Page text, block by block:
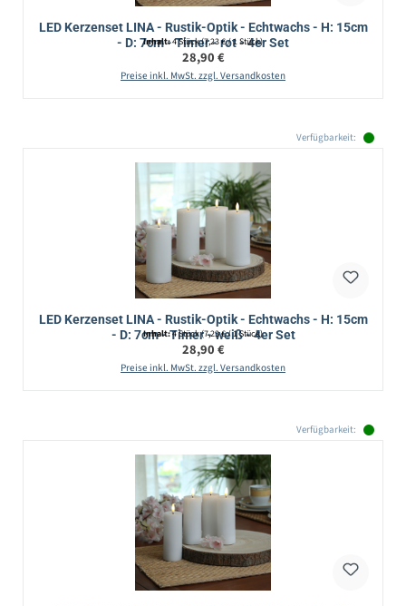
LED Kerzenset LINA - Rustik-Optik - Echtwachs - H: 15cm
- D: 7cm - Timer - rot - 4er Set
Inhalt:4 Stück(7,23 € / 1 Stück)
Regulärer Preis:
28,90 €
Preise inkl. MwSt. zzgl. Versandkosten
Verfügbarkeit:
LED Kerzenset LINA - Rustik-Optik - Echtwachs - H: 15cm
- D: 7cm - Timer - weiß - 4er Set
Inhalt:4 Stück(7,23 € / 1 Stück)
Regulärer Preis:
28,90 €
Preise inkl. MwSt. zzgl. Versandkosten
Verfügbarkeit: